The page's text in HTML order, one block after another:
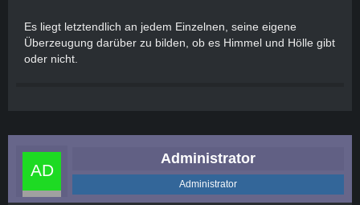
Es liegt letztendlich an jedem Einzelnen, seine eigene
Überzeugung darüber zu bilden, ob es Himmel und Hölle gibt
oder nicht.
Administrator
Administrator